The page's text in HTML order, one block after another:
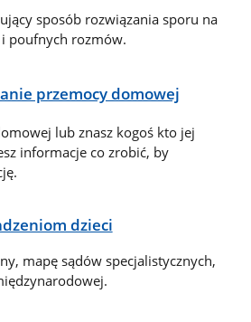
sposób rozwiązania sporu na
poufnych rozmów.
przemocy domowej
lub znasz kogoś kto jej
informacje co zrobić, by
dzieci
mapę sądów specjalistycznych,